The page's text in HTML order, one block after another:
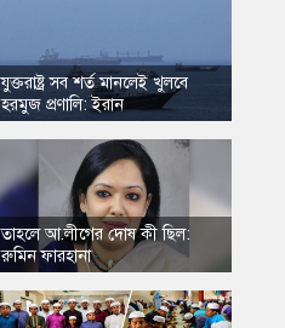
যুক্তরাষ্ট্র সব শর্ত মানলেই খুলবে
হরমুজ প্রণালি: ইরান
তাহলে আ.লীগের দোষ কী ছিল:
রুমিন ফারহানা